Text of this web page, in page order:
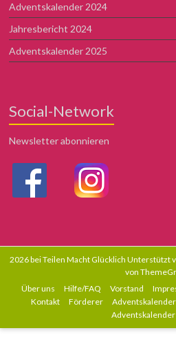
Adventskalender 2024
Jahresbericht 2024
Adventskalender 2025
Social-Network
Newsletter abonnieren
2026 beiTeilen Macht Glücklich Unterstützt
von
Über uns
Hilfe/FAQ Vorstand
Kontakt
Förderer